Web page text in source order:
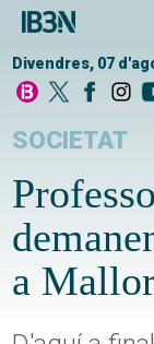
Divendres, 07
SOCIETAT
a